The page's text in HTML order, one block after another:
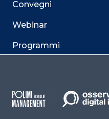
Convegni
Webinar
Programmi